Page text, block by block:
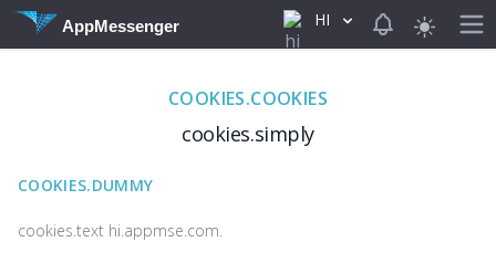
AppMessenger HI View
COOKIES.COOKIES
cookies.simply
COOKIES.DUMMY
cookies.text ‌hi.appmse.com.